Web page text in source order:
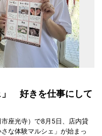
」 好きを仕事にして
座光寺）で8月5日、店内貸
な体験マルシェ」が始まっ